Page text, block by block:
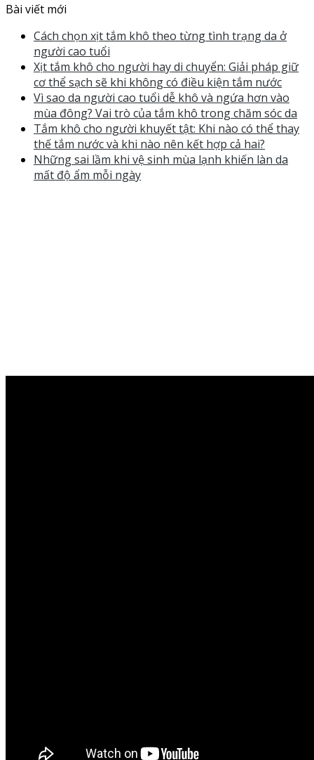
Bài viết mới
Cách chọn xịt tắm khô theo từng tình trạng da ở
người cao tuổi
Xịt tắm khô cho người hay di chuyển: Giải pháp giữ
cơ thể sạch sẽ khi không có điều kiện tắm nước
Vì sao da người cao tuổi dễ khô và ngứa hơn vào
mùa đông? Vai trò của tắm khô trong chăm sóc da
Tắm khô cho người khuyết tật: Khi nào có thể thay
thế tắm nước và khi nào nên kết hợp cả hai?
Những sai lầm khi vệ sinh mùa lạnh khiến làn da
mất độ ẩm mỗi ngày